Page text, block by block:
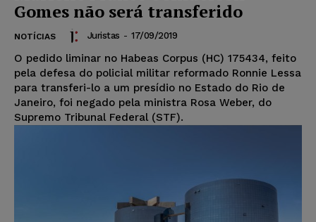
Gomes não será transferido
NOTÍCIAS Juristas - 17/09/2019
O pedido liminar no Habeas Corpus (HC) 175434, feito
pela defesa do policial militar reformado Ronnie Lessa
para transferi-lo a um presídio no Estado do Rio de
Janeiro, foi negado pela ministra Rosa Weber, do
Supremo Tribunal Federal (STF).